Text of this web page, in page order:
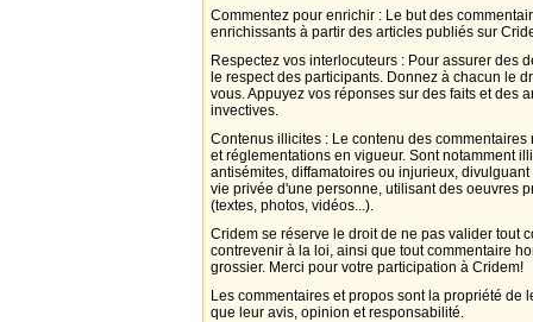
Commentez pour enrichir : Le but des
enrichissants à partir des articles publiés sur
Respectez vos interlocuteurs : Pour assurer des
le respect des participants. Donnez à chacun le
vous. Appuyez vos réponses sur des faits et des
invectives.
Contenus illicites : Le contenu des
et réglementations en vigueur. Sont notamment
antisémites, diffamatoires ou injurieux,
vie privée d'une personne, utilisant des oeuvres
(textes, photos, vidéos...).
Cridem se réserve le droit de ne pas valider tout
contrevenir à la loi, ainsi que tout commentaire
grossier. Merci pour votre participation à Cridem!
Les commentaires et propos sont la propriété de
que leur avis, opinion et responsabilité.